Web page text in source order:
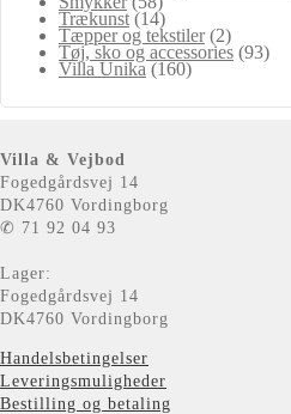
Trækunst (14)
Tæpper og tekstiler (2)
Tøj, sko og accessories (93)
Villa Unika (160)
Villa & Vejbod
Fogedgårdsvej 14
DK4760 Vordingborg
✆ 71 92 04 93
Lager:
Fogedgårdsvej 14
DK4760 Vordingborg
Handelsbetingelser
Leveringsmuligheder
Bestilling og betaling